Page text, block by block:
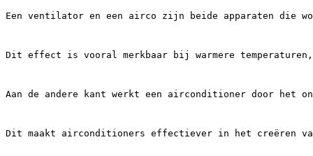
Een ventilator en een airco zijn beide apparaten die
Dit effect is vooral merkbaar bij warmere
Aan de andere kant werkt een airconditioner door het
Dit maakt airconditioners effectiever in het creëren